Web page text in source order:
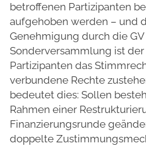
betroffenen Partizipanten
aufgehoben werden – und
Genehmigung durch die
Sonderversammlung ist
Partizipanten das
verbundene Rechte
bedeutet dies: Sollen
Rahmen einer
Finanzierungsrunde
doppelte